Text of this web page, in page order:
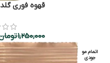
قهوه فوری گلد
1,250,000
اتمام مو
جودی